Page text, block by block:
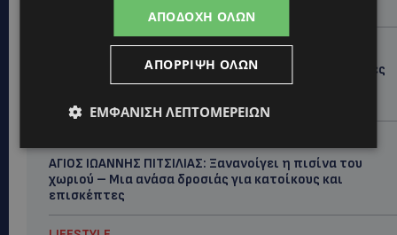
ΔΗΜΟΣ ΛΑΤΣΙΩΝ – ΓΕΡΙΟΥ: Πάνω από 8.000 υπογραφές
κατά των Δομών Ανηλίκων – Ζητούν γραπτή
δέσμευση από το Κράτος
ΑΓΙΟΣ ΙΩΑΝΝΗΣ ΠΙΤΣΙΛΙΑΣ: Ξανανοίγει η πισίνα του
χωριού – Μια ανάσα δροσιάς για κατοίκους και
επισκέπτες
ΑΠΟΔΟΧΉ ΌΛΩΝ
ΑΠΌΡΡΙΨΗ ΌΛΩΝ
ΕΜΦΆΝΙΣΗ ΛΕΠΤΟΜΕΡΕΙΏΝ